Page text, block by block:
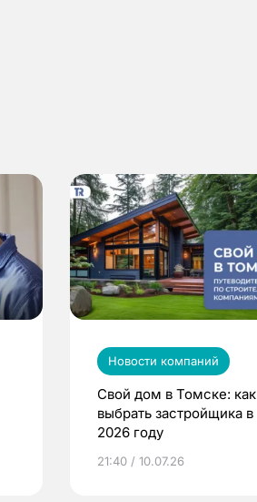
Новости компаний
Свой дом в Томске: как
выбрать застройщика в
2026 году
21:40 / 10.07.26